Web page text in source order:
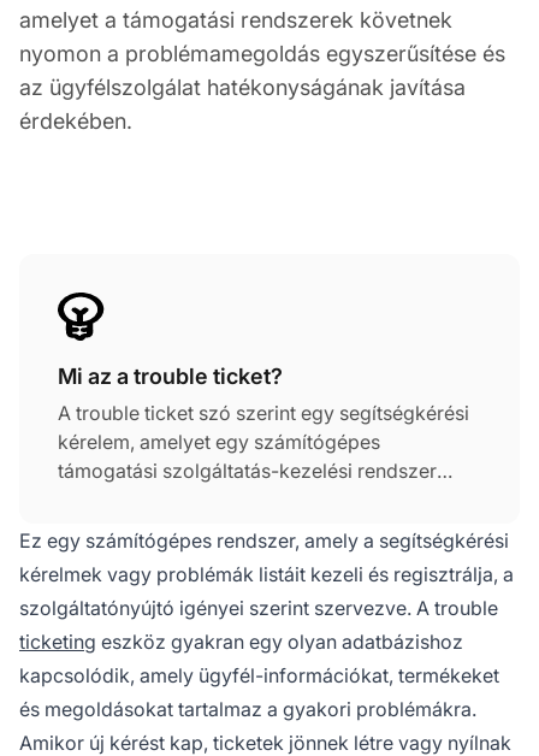
amelyet a támogatási rendszerek követnek
nyomon a problémamegoldás egyszerűsítése és
az ügyfélszolgálat hatékonyságának javítása
érdekében.
Mi az a trouble ticket?
A trouble ticket szó szerint egy segítségkérési
kérelem, amelyet egy számítógépes
támogatási szolgáltatás-kezelési rendszer
rendszernek, trouble ticket rendszernek vagy
support ticketnek is.
Ez egy számítógépes rendszer, amely a segítségkérési
kérelmek vagy problémák listáit kezeli és regisztrálja, a
szolgáltatónyújtó igényei szerint szervezve. A trouble
ticketing eszköz gyakran egy olyan adatbázishoz
kapcsolódik, amely ügyfél-információkat, termékeket
és megoldásokat tartalmaz a gyakori problémákra.
Amikor új kérést kap, ticketek jönnek létre vagy nyílnak